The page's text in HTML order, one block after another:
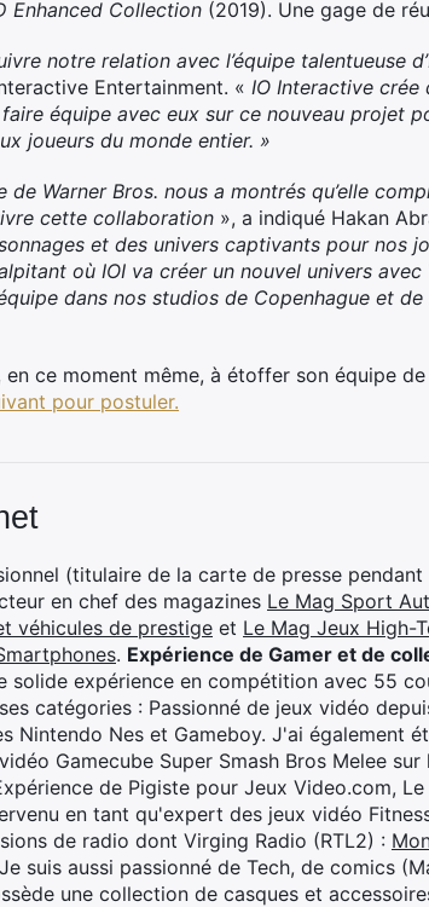
Enhanced Collection (2019). Une gage de
notre relation avec l’équipe talentueuse
Entertainment. « IO Interactive crée
équipe avec eux sur ce nouveau projet
joueurs du monde entier. »
de Warner Bros. nous a montrés qu’elle
cette collaboration », a indiqué Hakan
et des univers captivants pour nos
où IOI va créer un nouvel univers
dans nos studios de Copenhague et
ce moment même, à étoffer son équipe
pour postuler.
(titulaire de la carte de presse pendant
en chef des magazines Le Mag Sport
véhicules de prestige et Le Mag Jeux High-
. Expérience de Gamer et de
solide expérience en compétition avec 55
catégories : Passionné de jeux vidéo
Nintendo Nes et Gameboy. J'ai également
Gamecube Super Smash Bros Melee sur
de Pigiste pour Jeux Video.com, Le
en tant qu'expert des jeux vidéo
de radio dont Virging Radio (RTL2) :
Je suis aussi passionné de Tech, de comics
une collection de casques et